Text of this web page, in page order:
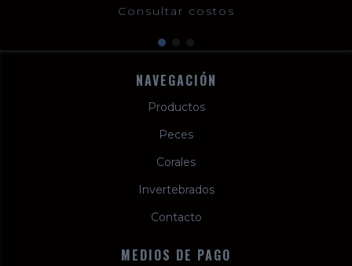
Consultar costos
NAVEGACIÓN
Productos
Peces
Corales
Invertebrados
Contacto
MEDIOS DE PAGO